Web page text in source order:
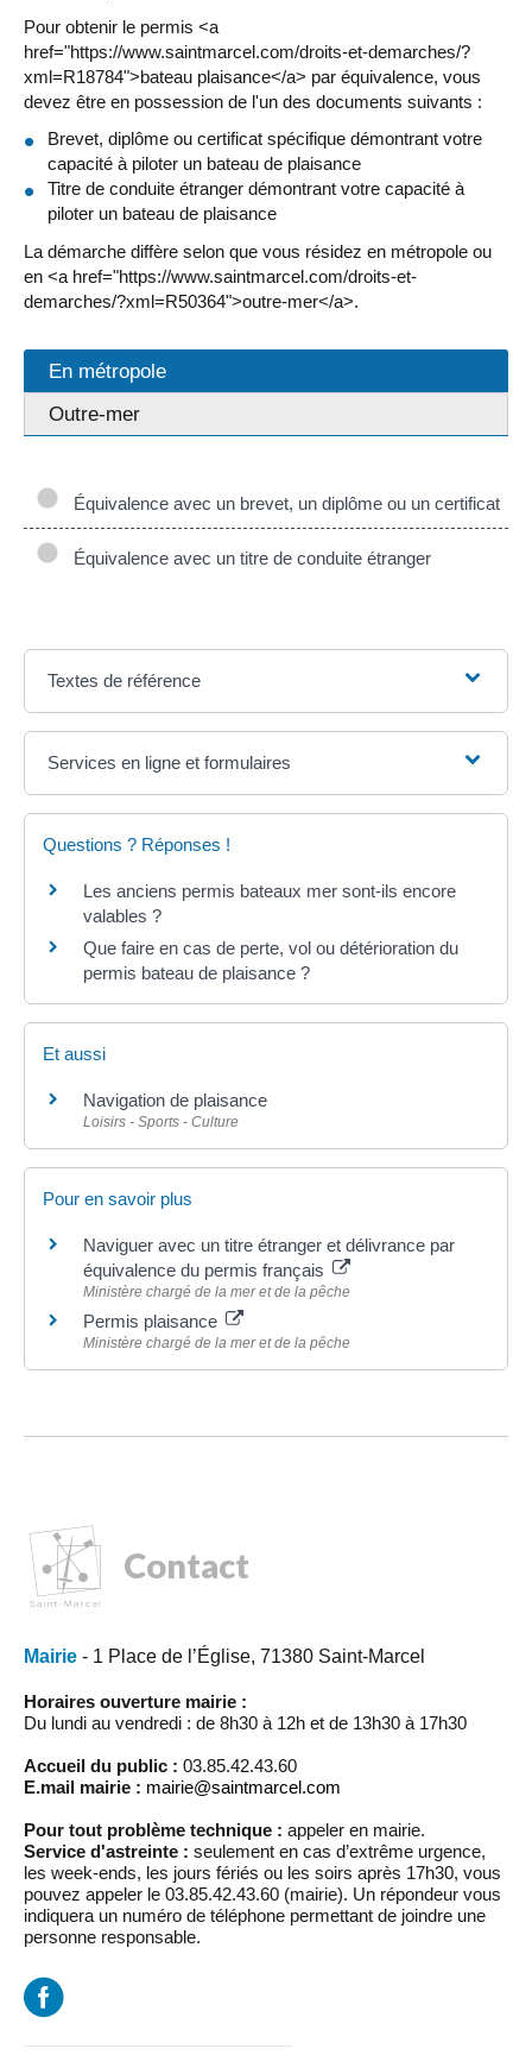
Pour obtenir le permis <a
href="https://www.saintmarcel.com/droits-et-demarches/?
xml=R18784">bateau plaisance</a> par équivalence, vous
devez être en possession de l'un des documents suivants :
Brevet, diplôme ou certificat spécifique démontrant votre
capacité à piloter un bateau de plaisance
Titre de conduite étranger démontrant votre capacité à
piloter un bateau de plaisance
La démarche diffère selon que vous résidez en métropole ou
en <a href="https://www.saintmarcel.com/droits-et-
demarches/?xml=R50364">outre-mer</a>.
En métropole
Outre-mer
Équivalence avec un brevet, un diplôme ou un certificat
Équivalence avec un titre de conduite étranger
Textes de référence
Services en ligne et formulaires
Questions ? Réponses !
Les anciens permis bateaux mer sont-ils encore
valables ?
Que faire en cas de perte, vol ou détérioration du
permis bateau de plaisance ?
Et aussi
Navigation de plaisance
Loisirs - Sports - Culture
Pour en savoir plus
Naviguer avec un titre étranger et délivrance par
équivalence du permis français
Ministère chargé de la mer et de la pêche
Permis plaisance
Ministère chargé de la mer et de la pêche
Contact
Mairie - 1 Place de l’Église, 71380 Saint-Marcel
Horaires ouverture mairie :
Du lundi au vendredi : de 8h30 à 12h et de 13h30 à 17h30
Accueil du public : 03.85.42.43.60
E.mail mairie : mairie@saintmarcel.com
Pour tout problème technique : appeler en mairie.
Service d'astreinte : seulement en cas d’extrême urgence,
les week-ends, les jours fériés ou les soirs après 17h30, vous
pouvez appeler le 03.85.42.43.60 (mairie). Un répondeur vous
indiquera un numéro de téléphone permettant de joindre une
personne responsable.